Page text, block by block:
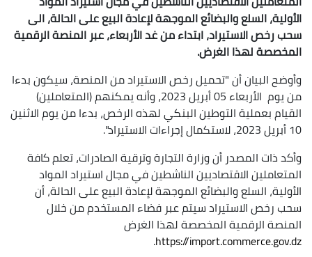
الأولية، السلع والبضائع الموجهة لإعادة البيع على الحالة، الى
سحب رخص الاستيراد، ابتداء من غد الأربعاء، عبر المنصة الرقمية
المخصصة لهذا الغرض.
وأوضح البيان أن "تحميل رخص الاستيراد من المنصة، سيكون بدءا
من يوم الأربعاء 05 أبريل 2023، وأنه يمكنهم (المتعاملين)
القيام بعملية التوطين البنكي لهذه الرخص، بدءا من يوم الاثنين
10 أبريل 2023، لاستكمال إجراءات الاستيراد".
وأكد ذات المصدر أن وزارة التجارة وترقية الصادرات، تعلم كافة
المتعاملين الاقتصاديين الناشطين في مجال استيراد المواد
الأولية، السلع والبضائع الموجهة لإعادة البيع على الحالة، أن
سحب رخص الاستيراد سيتم عبر فضاء المستخدم من خلال
المنصة الرقمية المخصصة لهذا الغرض
https://import.commerce.gov.dz
.